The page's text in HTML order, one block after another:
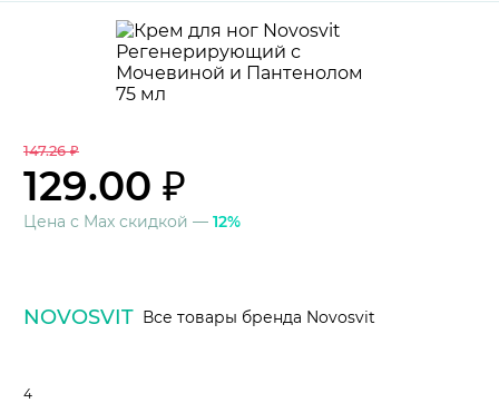
147.26 ₽
129.00 ₽
Цена с Max скидкой — 12%
NOVOSVIT Все товары бренда Novosvit
4